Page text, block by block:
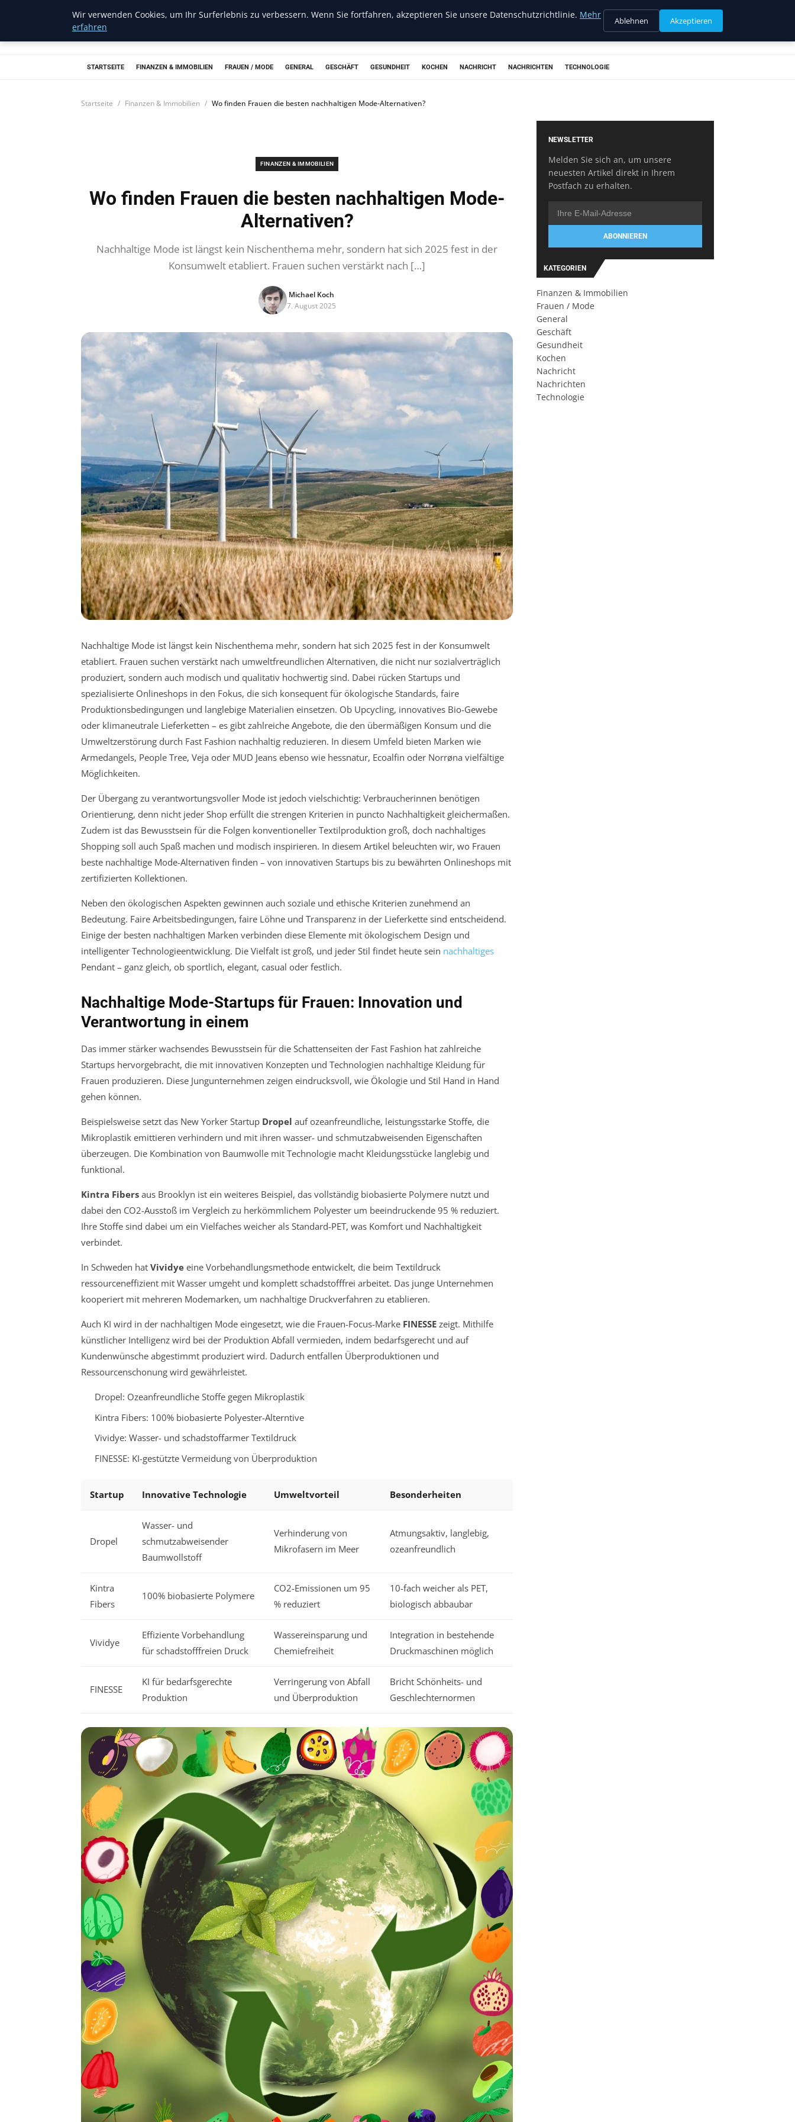
Musichits
STARTSEITE FINANZEN & IMMOBILIEN FRAUEN / MODE GENERAL GESCHÄFT GESUNDHEIT KOCHEN NACHRICHT NACHRICHTEN TECHNOLOGIE
Startseite Finanzen & Immobilien Wo finden Frauen die besten nachhaltigen Mode-Alternativen?
FINANZEN & IMMOBILIEN
Wo finden Frauen die besten nachhaltigen Mode-
Alternativen?
Nachhaltige Mode ist längst kein Nischenthema mehr, sondern hat sich 2025 fest in der
Konsumwelt etabliert. Frauen suchen verstärkt nach […]
Michael Koch
7. August 2025
Nachhaltige Mode ist längst kein Nischenthema mehr, sondern hat sich 2025 fest in der Konsumwelt
etabliert. Frauen suchen verstärkt nach umweltfreundlichen Alternativen, die nicht nur sozialverträglich
produziert, sondern auch modisch und qualitativ hochwertig sind. Dabei rücken Startups und
spezialisierte Onlineshops in den Fokus, die sich konsequent für ökologische Standards, faire
Produktionsbedingungen und langlebige Materialien einsetzen. Ob Upcycling, innovatives Bio-Gewebe
oder klimaneutrale Lieferketten – es gibt zahlreiche Angebote, die den übermäßigen Konsum und die
Umweltzerstörung durch Fast Fashion nachhaltig reduzieren. In diesem Umfeld bieten Marken wie
Armedangels, People Tree, Veja oder MUD Jeans ebenso wie hessnatur, Ecoalfin oder Norrøna vielfältige
Möglichkeiten.
Der Übergang zu verantwortungsvoller Mode ist jedoch vielschichtig: Verbraucherinnen benötigen
Orientierung, denn nicht jeder Shop erfüllt die strengen Kriterien in puncto Nachhaltigkeit gleichermaßen.
Zudem ist das Bewusstsein für die Folgen konventioneller Textilproduktion groß, doch nachhaltiges
Shopping soll auch Spaß machen und modisch inspirieren. In diesem Artikel beleuchten wir, wo Frauen
beste nachhaltige Mode-Alternativen finden – von innovativen Startups bis zu bewährten Onlineshops mit
zertifizierten Kollektionen.
Neben den ökologischen Aspekten gewinnen auch soziale und ethische Kriterien zunehmend an
Bedeutung. Faire Arbeitsbedingungen, faire Löhne und Transparenz in der Lieferkette sind entscheidend.
Einige der besten nachhaltigen Marken verbinden diese Elemente mit ökologischem Design und
intelligenter Technologieentwicklung. Die Vielfalt ist groß, und jeder Stil findet heute sein nachhaltiges
Pendant – ganz gleich, ob sportlich, elegant, casual oder festlich.
Nachhaltige Mode-Startups für Frauen: Innovation und
Verantwortung in einem
Das immer stärker wachsendes Bewusstsein für die Schattenseiten der Fast Fashion hat zahlreiche
Startups hervorgebracht, die mit innovativen Konzepten und Technologien nachhaltige Kleidung für
Frauen produzieren. Diese Jungunternehmen zeigen eindrucksvoll, wie Ökologie und Stil Hand in Hand
gehen können.
Beispielsweise setzt das New Yorker Startup Dropel auf ozeanfreundliche, leistungsstarke Stoffe, die
Mikroplastik emittieren verhindern und mit ihren wasser- und schmutzabweisenden Eigenschaften
überzeugen. Die Kombination von Baumwolle mit Technologie macht Kleidungsstücke langlebig und
funktional.
Kintra Fibers aus Brooklyn ist ein weiteres Beispiel, das vollständig biobasierte Polymere nutzt und
dabei den CO2-Ausstoß im Vergleich zu herkömmlichem Polyester um beeindruckende 95 % reduziert.
Ihre Stoffe sind dabei um ein Vielfaches weicher als Standard-PET, was Komfort und Nachhaltigkeit
verbindet.
In Schweden hat Vividye eine Vorbehandlungsmethode entwickelt, die beim Textildruck
ressourceneffizient mit Wasser umgeht und komplett schadstofffrei arbeitet. Das junge Unternehmen
kooperiert mit mehreren Modemarken, um nachhaltige Druckverfahren zu etablieren.
Auch KI wird in der nachhaltigen Mode eingesetzt, wie die Frauen-Focus-Marke FINESSE zeigt. Mithilfe
künstlicher Intelligenz wird bei der Produktion Abfall vermieden, indem bedarfsgerecht und auf
Kundenwünsche abgestimmt produziert wird. Dadurch entfallen Überproduktionen und
Ressourcenschonung wird gewährleistet.
Dropel: Ozeanfreundliche Stoffe gegen Mikroplastik
Kintra Fibers: 100% biobasierte Polyester-Alterntive
Vividye: Wasser- und schadstoffarmer Textildruck
FINESSE: KI-gestützte Vermeidung von Überproduktion
Startup Innovative Technologie Umweltvorteil Besonderheiten
Dropel
Wasser- und
schmutzabweisender
Baumwollstoff
Verhinderung von
Mikrofasern im Meer
Atmungsaktiv, langlebig,
ozeanfreundlich
Kintra
Fibers
100% biobasierte Polymere
CO2-Emissionen um 95
% reduziert
10-fach weicher als PET,
biologisch abbaubar
Vividye
Effiziente Vorbehandlung
für schadstofffreien Druck
Wassereinsparung und
Chemiefreiheit
Integration in bestehende
Druckmaschinen möglich
FINESSE
KI für bedarfsgerechte
Produktion
Verringerung von Abfall
und Überproduktion
Bricht Schönheits- und
Geschlechternormen
NEWSLETTER
Melden Sie sich an, um unsere
neuesten Artikel direkt in Ihrem
Postfach zu erhalten.
ABONNIEREN
KATEGORIEN
Finanzen & Immobilien
Frauen / Mode
General
Geschäft
Gesundheit
Kochen
Nachricht
Nachrichten
Technologie
Wir verwenden Cookies, um Ihr Surferlebnis zu verbessern. Wenn Sie fortfahren, akzeptieren Sie unsere Datenschutzrichtlinie. Mehr
erfahren
Ablehnen Akzeptieren